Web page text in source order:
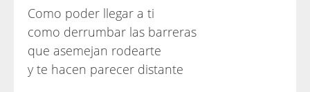
Como poder llegar a ti
como derrumbar las barreras
que asemejan rodearte
y te hacen parecer distante